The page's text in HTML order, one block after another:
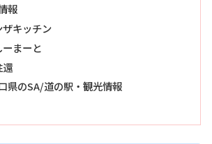
報
キッチン
まーと
還
県のSA/道の駅・観光情報